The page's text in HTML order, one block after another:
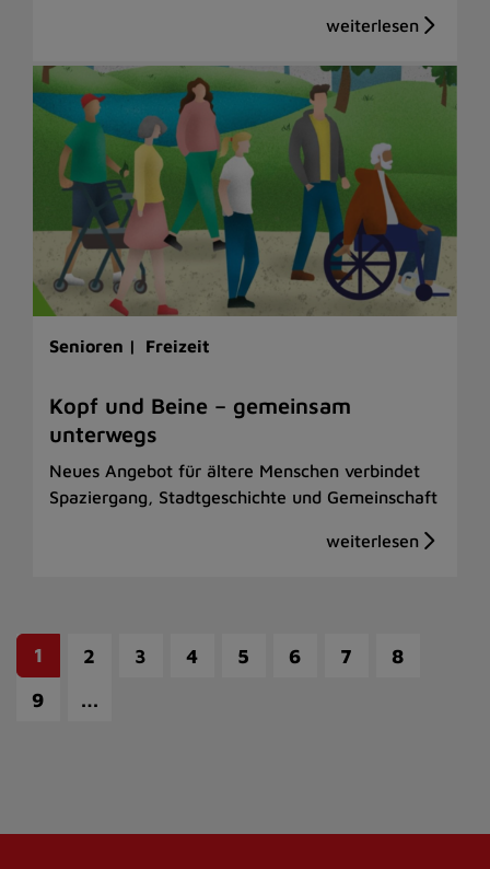
Senioren | Freizeit
Kopf und Beine – gemeinsam
unterwegs
Neues Angebot für ältere Menschen verbindet
Spaziergang, Stadtgeschichte und Gemeinschaft
1 2 3 4 5 6 7
8
9
…